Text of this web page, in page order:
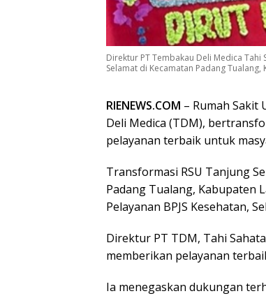
Direktur PT Tembakau Deli Medica Tahi
Selamat di Kecamatan Padang
RIENEWS.COM – Rumah Sakit
Deli Medica (TDM),
pelayanan terbaik untuk
Transformasi RSU Tanjung
Padang Tualang, Kabupaten
Pelayanan BPJS Kesehatan,
Direktur PT TDM, Tahi
memberikan pelayanan
Ia menegaskan dukungan